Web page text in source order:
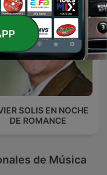
SOLIS EN NOCHE
DE ROMANCE
de Música